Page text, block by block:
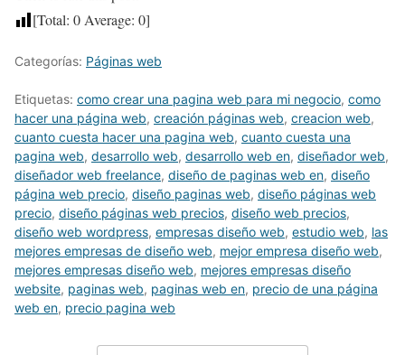
[Total: 0 Average: 0]
Categorías: Páginas web
Etiquetas: como crear una pagina web para mi negocio, como
hacer una página web, creación páginas web, creacion web,
cuanto cuesta hacer una pagina web, cuanto cuesta una
pagina web, desarrollo web, desarrollo web en, diseñador web,
diseñador web freelance, diseño de paginas web en, diseño
página web precio, diseño paginas web, diseño páginas web
precio, diseño páginas web precios, diseño web precios,
diseño web wordpress, empresas diseño web, estudio web, las
mejores empresas de diseño web, mejor empresa diseño web,
mejores empresas diseño web, mejores empresas diseño
website, paginas web, paginas web en, precio de una página
web en, precio pagina web